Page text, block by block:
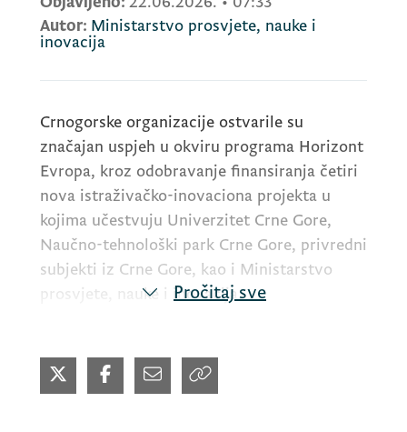
Autor: Ministarstvo prosvjete, nauke i
inovacija
Crnogorske organizacije ostvarile su
značajan uspjeh u okviru programa Horizont
Evropa, kroz odobravanje finansiranja četiri
nova istraživačko-inovaciona projekta u
kojima učestvuju Univerzitet Crne Gore,
Naučno-tehnološki park Crne Gore, privredni
subjekti iz Crne Gore, kao i Ministarstvo
prosvjete, nauke i inovacija.
Ukupna vrijednost odobrenih sredstava za
crnogorske organizacije iznosi 1.238.141,00
Pročitaj sve